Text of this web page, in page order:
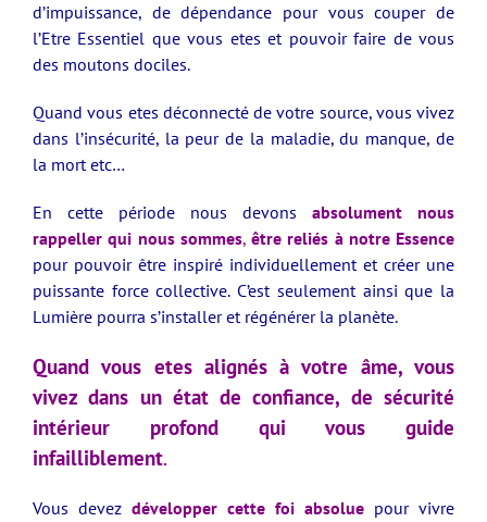
d’impuissance, de dépendance pour vous couper de
l’Etre Essentiel que vous etes et pouvoir faire de vous
des moutons dociles.
Quand vous etes déconnecté de votre source, vous vivez
dans l’insécurité, la peur de la maladie, du manque, de
la mort etc…
En cette période nous devons absolument
nous
rappeller qui nous sommes, être reliés à notre Essence
pour pouvoir être inspiré individuellement et créer une
puissante force collective. C’est seulement ainsi que la
Lumière pourra s’installer et régénérer la planète.
Quand vous etes alignés à votre âme, vous
vivez dans un état de confiance, de sécurité
intérieur profond qui vous guide
infailliblement.
Vous devez développer cette foi absolue pour vivre